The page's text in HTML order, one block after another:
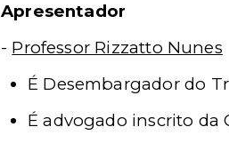
Apresentador
- Professor Rizzatto Nunes
É Desembargador do
É advogado inscrito da